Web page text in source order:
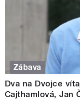
Zábava
Dva na Dvojce
Cajthamlová, Jan